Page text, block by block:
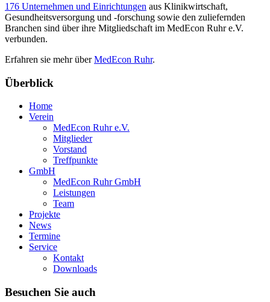
176 Unternehmen und Einrichtungen aus Klinikwirtschaft,
Gesundheitsversorgung und -forschung sowie den zuliefernden
Branchen sind über ihre Mitgliedschaft im MedEcon Ruhr e.V.
verbunden.
Erfahren sie mehr überMedEcon Ruhr.
Überblick
Home
Verein
MedEcon Ruhr e.V.
Mitglieder
Vorstand
Treffpunkte
GmbH
MedEcon Ruhr GmbH
Leistungen
Team
Projekte
News
Termine
Service
Kontakt
Downloads
Besuchen Sie auch